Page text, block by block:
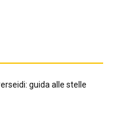
guida alle stelle